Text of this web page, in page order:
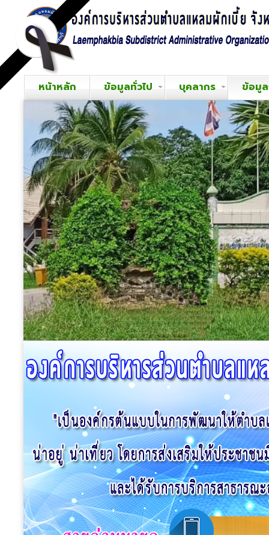
หน้าหลัก ข้อมูลทั่วไป บุคลากร ข้อมู